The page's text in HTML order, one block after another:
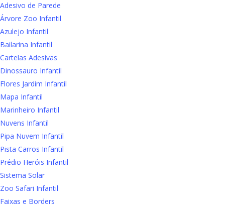
Adesivo de Parede
Árvore Zoo Infantil
Azulejo Infantil
Bailarina Infantil
Cartelas Adesivas
Dinossauro Infantil
Flores Jardim Infantil
Mapa Infantil
Marinheiro Infantil
Nuvens Infantil
Pipa Nuvem Infantil
Pista Carros Infantil
Prédio Heróis Infantil
Sistema Solar
Zoo Safari Infantil
Faixas e Borders